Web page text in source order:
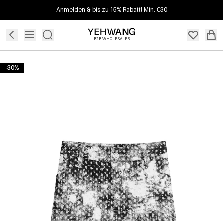
Anmelden & bis zu 15% Rabatt! Min. €30
B2B WHOLESALER
-30%